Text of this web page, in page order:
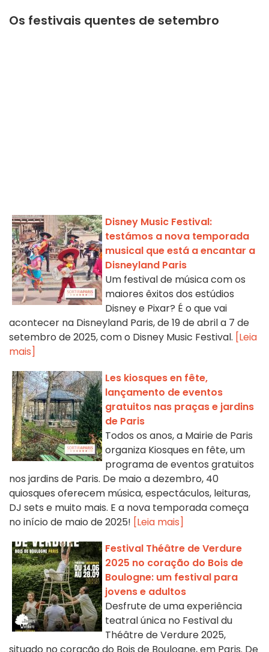
Os festivais quentes de setembro
Disney Music Festival:
testámos a nova temporada
musical que está a encantar a
Disneyland Paris
Um festival de música com os
maiores êxitos dos estúdios
Disney e Pixar? É o que vai
acontecer na Disneyland Paris, de 19 de abril a 7 de
setembro de 2025, com o Disney Music Festival. [Leia
mais]
Les kiosques en fête,
lançamento de eventos
gratuitos nas praças e jardins
de Paris
Todos os anos, a Mairie de Paris
organiza Kiosques en fête, um
programa de eventos gratuitos
nos jardins de Paris. De maio a dezembro, 40
quiosques oferecem música, espectáculos, leituras,
DJ sets e muito mais. E a nova temporada começa
no início de maio de 2025! [Leia mais]
Festival Théâtre de Verdure
2025 no coração do Bois de
Boulogne: um festival para
jovens e adultos
Desfrute de uma experiência
teatral única no Festival du
Théâtre de Verdure 2025,